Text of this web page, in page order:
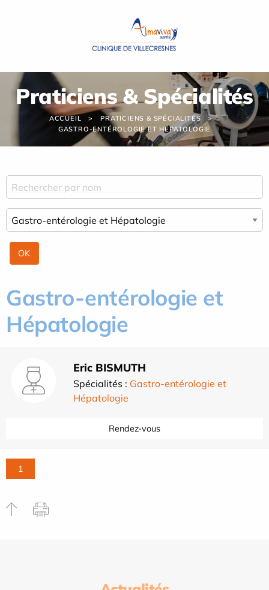
Praticiens & Spécialités
ACCUEIL
PRATICIENS & SPÉCIALITÉS
GASTRO-ENTÉROLOGIE ET HÉPATOLOGIE
Gastro-entérologie et
Hépatologie
Eric BISMUTH
Spécialités : Gastro-entérologie et
Hépatologie
Rendez-vous
1